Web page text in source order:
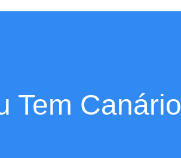
Tem Canário